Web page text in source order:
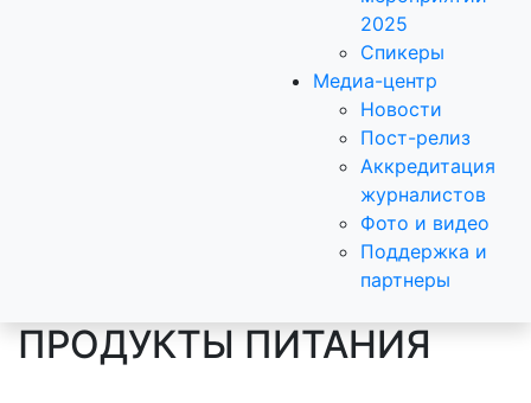
2025
Спикеры
Медиа-центр
Новости
Пост-релиз
Аккредитация
журналистов
Фото и видео
Поддержка и
партнеры
ПРОДУКТЫ ПИТАНИЯ